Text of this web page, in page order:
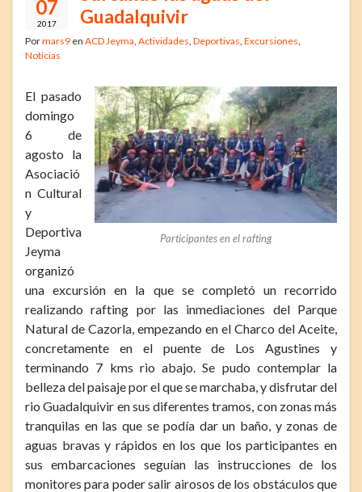
07
2017
Guadalquivir
Pormars9 en ACD Jeyma Actividades Deportivas Excursiones
Noticias
Participantes en el rafting
El pasado
domingo
6 de
agosto la
Asociació
n Cultural
y
Deportiva
Jeyma
organizó
una excursión en la que se completó un recorrido
realizando rafting por las inmediaciones del Parque
Natural de Cazorla, empezando en el Charco del Aceite,
concretamente en el puente de Los Agustines y
terminando 7 kms rio abajo. Se pudo contemplar la
belleza del paisaje por el que se marchaba, y disfrutar del
rio Guadalquivir en sus diferentes tramos, con zonas más
tranquilas en las que se podía dar un baño, y zonas de
aguas bravas y rápidos en los que los participantes en
sus embarcaciones seguían las instrucciones de los
monitores para poder salir airosos de los obstáculos que